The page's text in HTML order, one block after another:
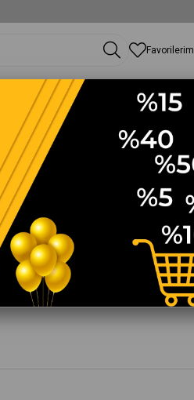
Favorilerim
Kışlık KabanEtek-PantolonTakımYelek
4935
Ferace Fermuarlı
Fermuarlı Büyük Beden Fermuarlı 4935